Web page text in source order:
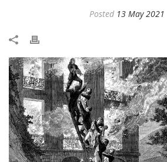
Posted 13 May 2021